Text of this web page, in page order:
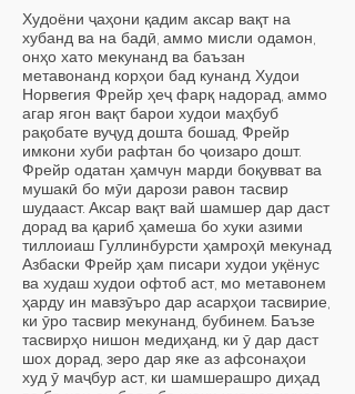
Худоёни ҷаҳони қадим аксар вақт на
хубанд ва на бадӣ, аммо мисли одамон,
онҳо хато мекунанд ва баъзан
метавонанд корҳои бад кунанд. Худои
Норвегия Фрейр ҳеҷ фарқ надорад, аммо
агар ягон вақт барои худои маҳбуб
рақобате вуҷуд дошта бошад, Фрейр
имкони хуби рафтан бо ҷоизаро дошт.
Фрейр одатан ҳамчун марди боқувват ва
мушакӣ бо мӯи дарози равон тасвир
шудааст. Аксар вақт вай шамшер дар даст
дорад ва қариб ҳамеша бо хуки азими
тиллоиаш Гуллинбурсти ҳамроҳӣ мекунад.
Азбаски Фрейр ҳам писари худои уқёнус
ва худаш худои офтоб аст, мо метавонем
ҳарду ин мавзӯъро дар асарҳои тасвирие,
ки ӯро тасвир мекунанд, бубинем. Баъзе
тасвирҳо нишон медиҳанд, ки ӯ дар даст
шох дорад, зеро дар яке аз афсонаҳои
худ ӯ маҷбур аст, ки шамшерашро диҳад